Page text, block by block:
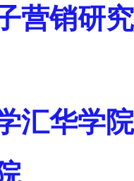
营销研
汇华学院